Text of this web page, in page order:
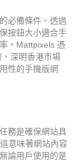
必備條件。透過
按鈕大小適合手
。Mattpixels 憑
深明香港市場
性的手機版網
務是確保網站具
意味著網站內容
論用戶使用的是